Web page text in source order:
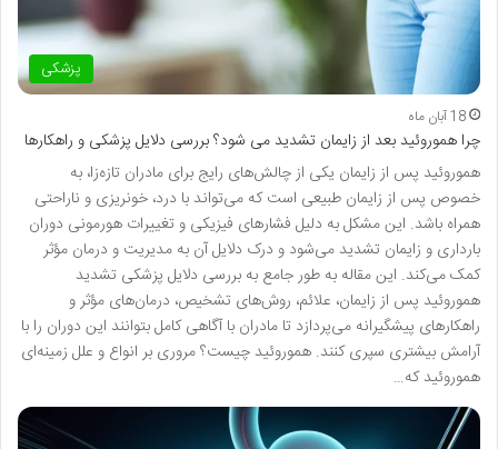
پزشکی
18 آبان ماه
چرا هموروئید بعد از زایمان تشدید می شود؟ بررسی دلایل پزشکی و راهکارها
هموروئید پس از زایمان یکی از چالش‌های رایج برای مادران تازه‌زا، به
خصوص پس از زایمان طبیعی است که می‌تواند با درد، خونریزی و ناراحتی
همراه باشد. این مشکل به دلیل فشارهای فیزیکی و تغییرات هورمونی دوران
بارداری و زایمان تشدید می‌شود و درک دلایل آن به مدیریت و درمان مؤثر
کمک می‌کند. این مقاله به طور جامع به بررسی دلایل پزشکی تشدید
هموروئید پس از زایمان، علائم، روش‌های تشخیص، درمان‌های مؤثر و
راهکارهای پیشگیرانه می‌پردازد تا مادران با آگاهی کامل بتوانند این دوران را با
آرامش بیشتری سپری کنند. هموروئید چیست؟ مروری بر انواع و علل زمینه‌ای
هموروئید که…